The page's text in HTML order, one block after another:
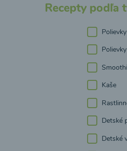
Recepty podľa
Kaše
Detské
Detské